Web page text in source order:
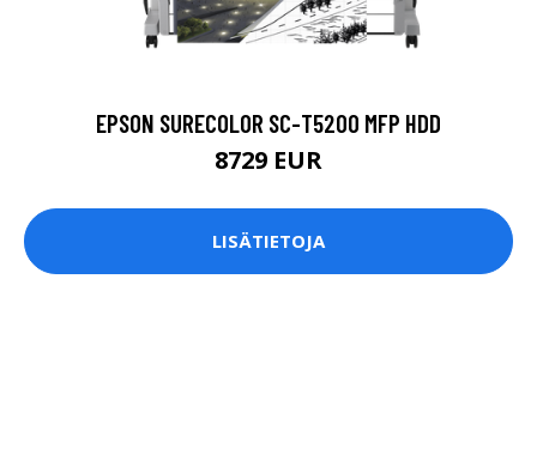
EPSON SURECOLOR SC-T5200 MFP HDD
8729 EUR
LISÄTIETOJA